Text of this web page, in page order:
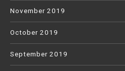
November 2019
October 2019
September 2019